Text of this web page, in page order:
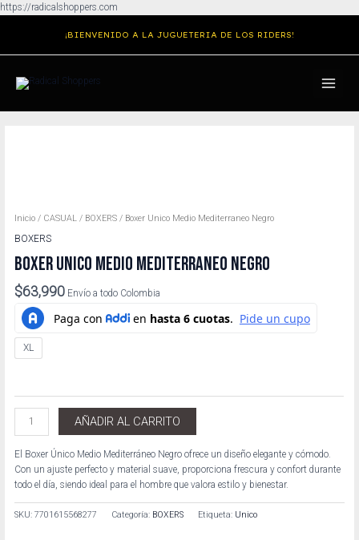
https://radicalshoppers.com
contenido
¡BIENVENIDO A LA JUGUETERIA DE LOS RIDERS!
MENU
Inicio / CASUAL / BOXERS / Boxer Unico Medio Mediterraneo Negro
BOXERS
BOXER UNICO MEDIO MEDITERRANEO NEGRO
$63,990 Envío a todo Colombia
XL
cantidad
AÑADIR AL CARRITO
El Boxer Único Medio Mediterráneo Negro ofrece un diseño elegante y cómodo.
Con un ajuste perfecto y material suave, proporciona frescura y confort durante
todo el día, siendo ideal para el hombre que valora estilo y bienestar.
SKU:7701615568277 Categoría: BOXERS Etiqueta: Unico